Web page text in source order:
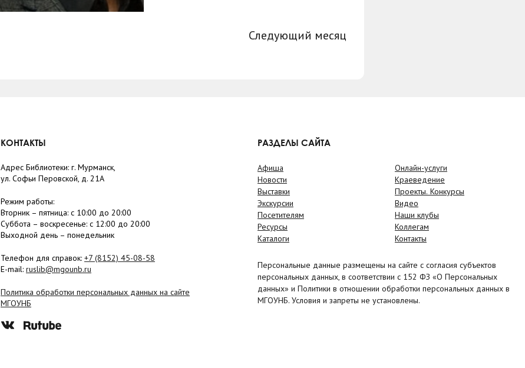
Следующий месяц
КОНТАКТЫ
Адрес Библиотеки: г. Мурманск,
ул. Софьи Перовской, д. 21А
Режим работы:
Вторник – пятница: с 10:00 до 20:00
Суббота – воскресенье: c 12:00 до 20:00
Выходной день – понедельник
Телефон для справок: +7 (8152) 45-08-58
E-mail: ruslib@mgounb.ru
Политика обработки персональных данных на сайте
МГОУНБ
РАЗДЕЛЫ САЙТА
Афиша
Новости
Выставки
Экскурсии
Посетителям
Ресурсы
Каталоги
Онлайн-услуги
Краеведение
Проекты. Конкурсы
Видео
Наши клубы
Коллегам
Контакты
Персональные данные размещены на сайте с согласия субъектов
персональных данных, в соответствии с 152 ФЗ «О Персональных
данных» и Политики в отношении обработки персональных данных в
МГОУНБ. Условия и запреты не установлены.